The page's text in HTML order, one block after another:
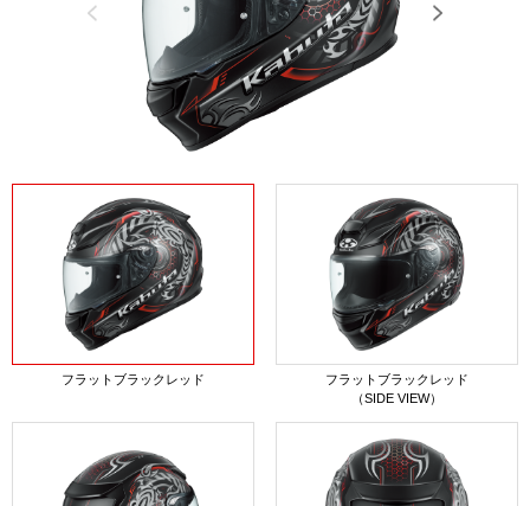
フラットブラックレッド
フラットブラックレッド
（SIDE VIEW）